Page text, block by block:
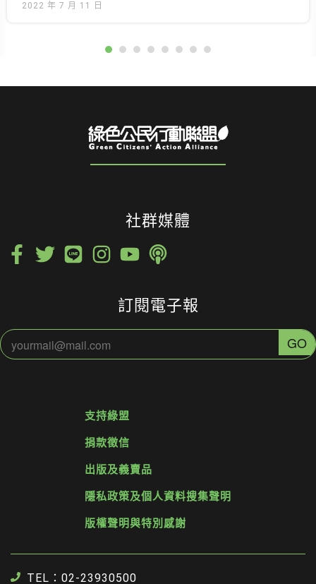
2022 年 7 月 11 日
社群媒體
訂閱電子報
支持綠盟
捐款徵信
出版及義賣品
隱私政策及個人資料搜集聲明
版權聲明與特別感謝
TEL：02-23930500